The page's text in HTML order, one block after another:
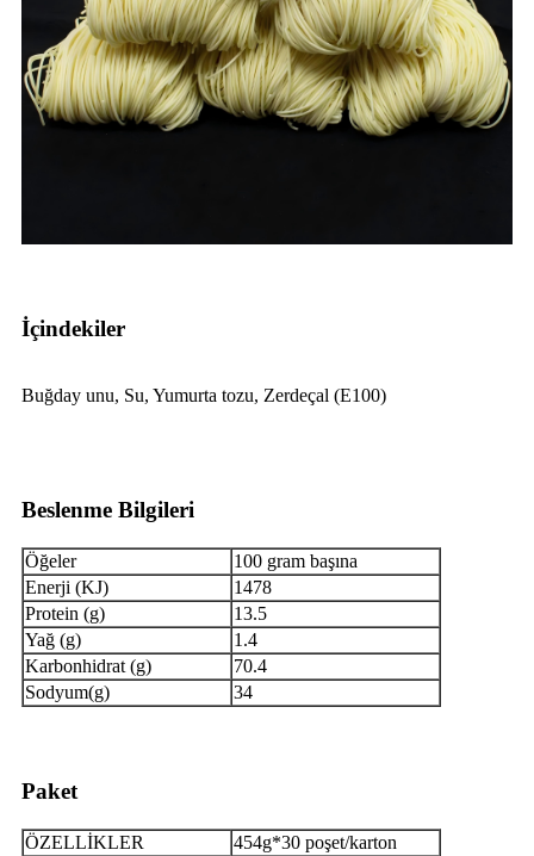
İçindekiler
Buğday unu, Su, Yumurta tozu, Zerdeçal (E100)
Beslenme Bilgileri
Öğeler
100 gram başına
Enerji (KJ)
1478
Protein (g)
13.5
Yağ (g)
1.4
Karbonhidrat (g)
70.4
Sodyum(g)
34
Paket
ÖZELLİKLER
454g*30 poşet/karton